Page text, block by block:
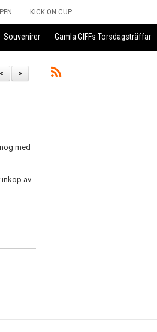
KICK ON CUP
Souvenirer Gamla GIFFs Torsdagsträffar
>
<
med
inköp av